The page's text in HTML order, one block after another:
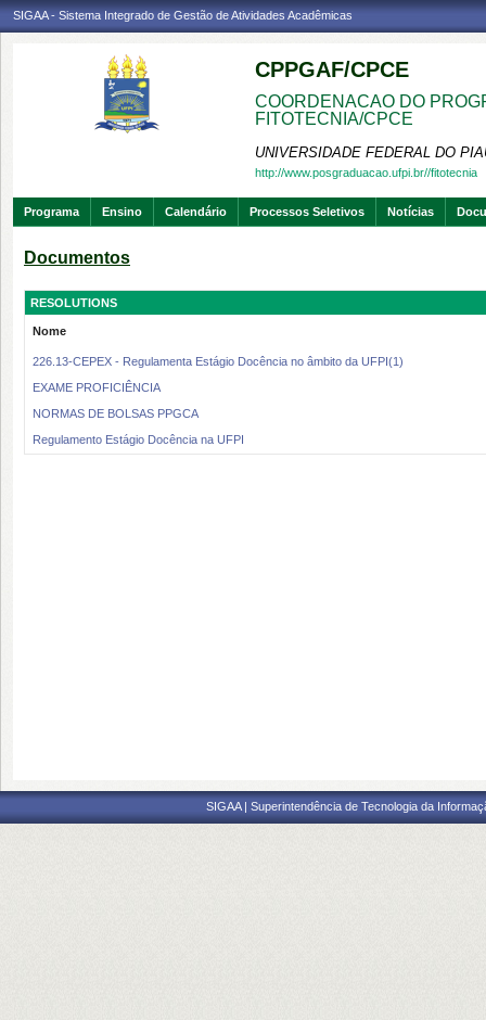
SIGAA - Sistema Integrado de Gestão de Atividades Acadêmicas
CPPGAF/CPCE
COORDENACAO DO
FITOTECNIA/CPCE
UNIVERSIDADE FEDERAL DO
http://www.posgraduacao.ufpi.br//fitotecnia
Programa Ensino Calendário Processos Seletivos Notícias
Documentos
RESOLUTIONS
Nome
226.13-CEPEX - Regulamenta Estágio Docência no âmbito da UFPI(1)
EXAME PROFICIÊNCIA
NORMAS DE BOLSAS PPGCA
Regulamento Estágio Docência na UFPI
SIGAA | Superintendência de Tecnologia da